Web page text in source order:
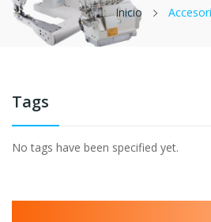
Inicio
Tags
No tags have been specified yet.